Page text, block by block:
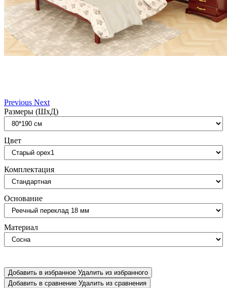
Previous Next
Размеры (ШxД)
Цвет
Комплектация
Основание
Материал
Добавить в избранное Удалить из избранного
Добавить в сравнение Удалить из сравнения